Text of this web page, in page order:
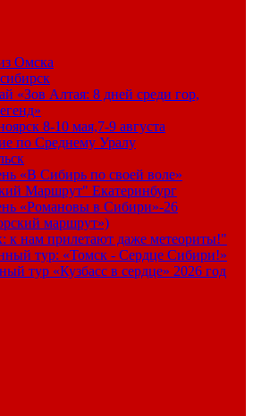
Омска
«Зов Алтая: 8 дней среди гор,
8-10 мая,7-9 августа
по Среднему Уралу
«В Сибирь по своей воле»
Маршрут" Екатеринбург
«Романовы в Сибири»-26
маршрут»)
к нам прилетают даже метеориты!"
тур: «Томск - Сердце Сибири!»
тур «Кузбасс в сердце» 2026 год